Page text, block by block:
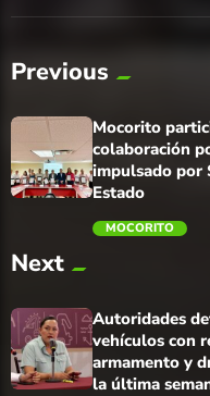
Previous
trending_flat
Mocorito
colaboración
impulsado por
Estado
MOCORITO
Next
Autoridades
vehículos con
armamento y
la última